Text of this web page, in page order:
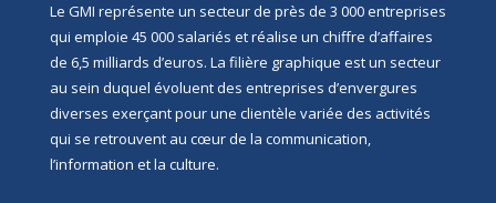
Le GMI représente un secteur de près de 3 000 entreprises
qui emploie 45 000 salariés et réalise un chiffre d’affaires
de 6,5 milliards d’euros. La filière graphique est un secteur
au sein duquel évoluent des entreprises d’envergures
diverses exerçant pour une clientèle variée des activités
qui se retrouvent au cœur de la communication,
l’information et la culture.